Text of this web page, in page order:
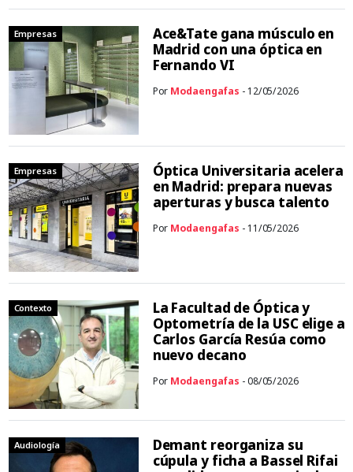
Empresas
Ace&Tate gana músculo en
Madrid con una óptica en
Fernando VI
Por Modaengafas - 12/05/2026
Empresas
Óptica Universitaria acelera
en Madrid: prepara nuevas
aperturas y busca talento
Por Modaengafas - 11/05/2026
Contexto
La Facultad de Óptica y
Optometría de la USC elige a
Carlos García Resúa como
nuevo decano
Por Modaengafas - 08/05/2026
Audiología
Demant reorganiza su
cúpula y ficha a Bassel Rifai